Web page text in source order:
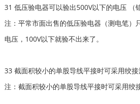
31 低压验电器可以验出500V以下的电压 （
注：平常市面出售的低压验电器（测电笔）
电压，100V以下就验不出来了。
33 截面积较小的单股导线平接时可采用绞接
注：截面积较小的单股导线平接时可采用绞